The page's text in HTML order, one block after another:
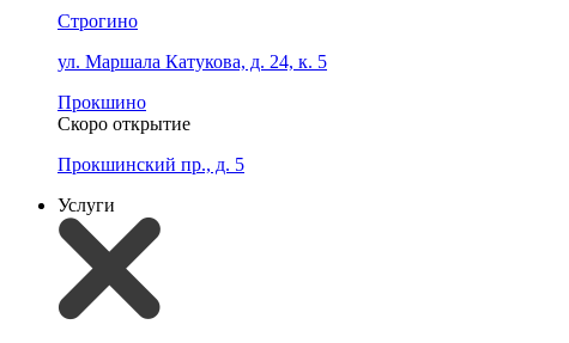
Строгино
ул. Маршала Катукова, д. 24, к. 5
Прокшино
Скоро открытие
Прокшинский пр., д. 5
Услуги